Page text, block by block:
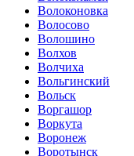
Волоконовка
Волосово
Волошино
Волхов
Волчиха
Вольгинский
Вольск
Воргашор
Воркута
Воронеж
Воротынск